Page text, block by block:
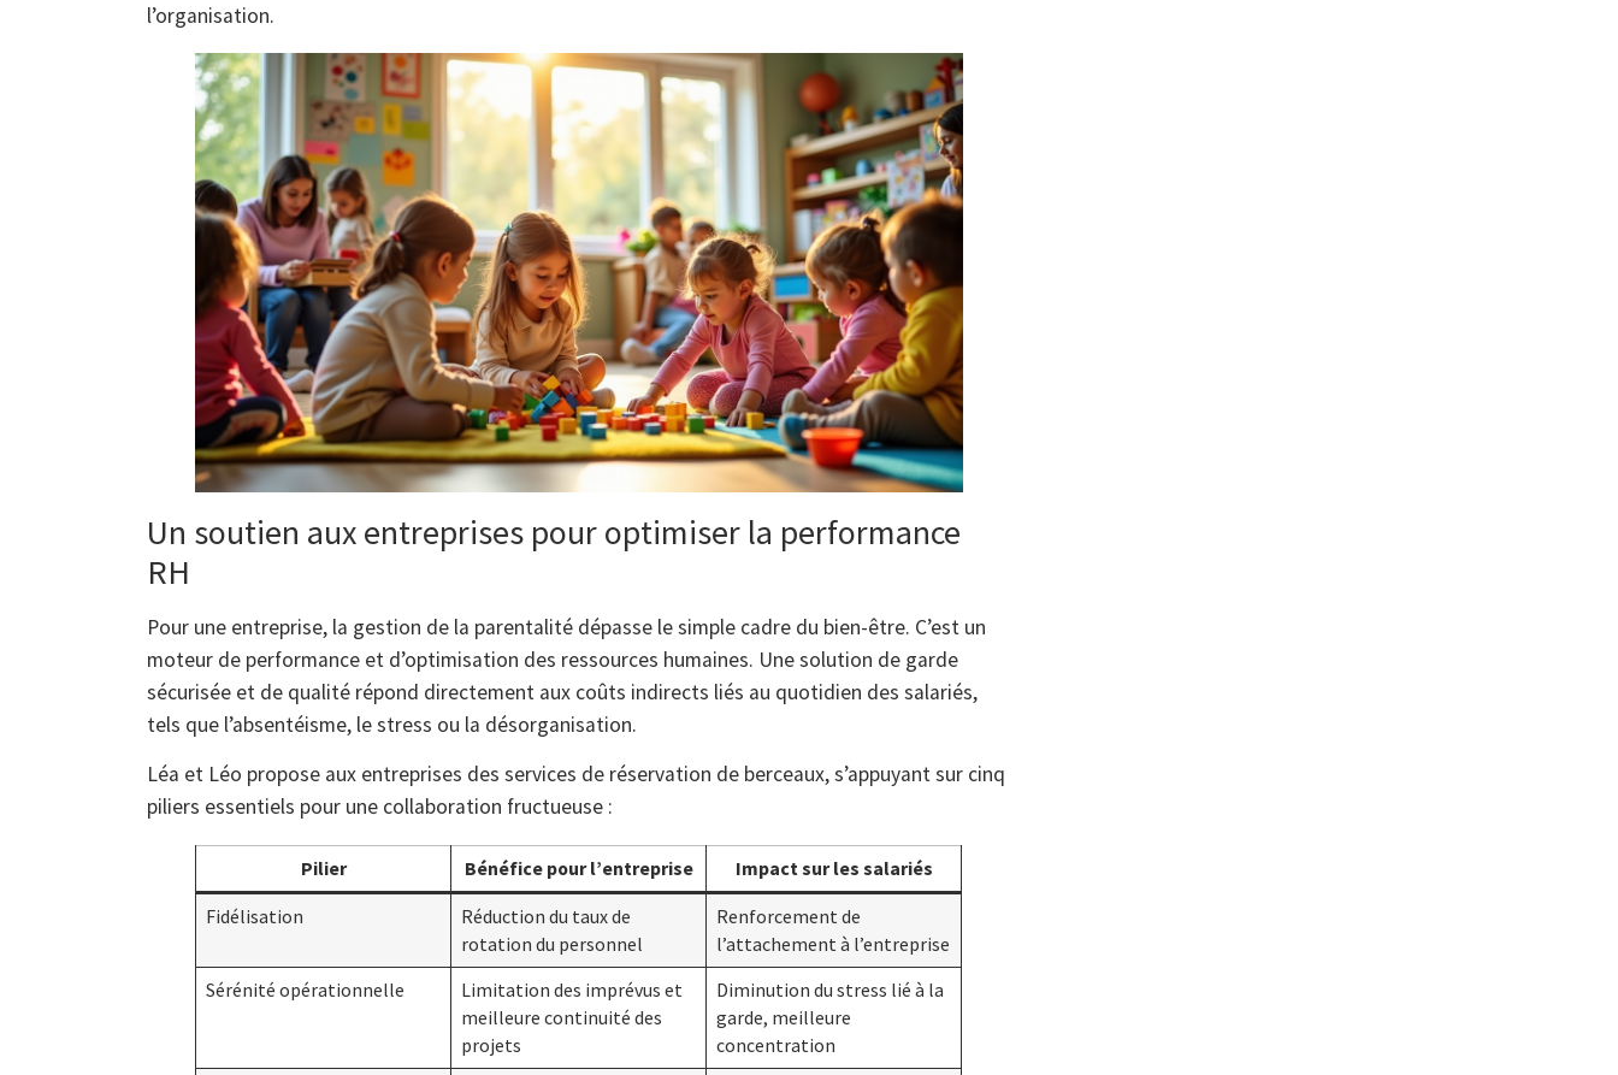
l’organisation.
Un soutien aux entreprises pour optimiser la performance
RH
Pour une entreprise, la gestion de la parentalité dépasse le simple cadre du bien-être. C’est un
moteur de performance et d’optimisation des ressources humaines. Une solution de garde
sécurisée et de qualité répond directement aux coûts indirects liés au quotidien des salariés,
tels que l’absentéisme, le stress ou la désorganisation.
Léa et Léo propose aux entreprises des services de réservation de berceaux, s’appuyant sur cinq
piliers essentiels pour une collaboration fructueuse :
Pilier Bénéfice pour l’entreprise
Impact sur les salariés
Fidélisation
Réduction du taux de
rotation du personnel
Renforcement de
l’attachement à l’entreprise
Sérénité opérationnelle
Limitation des imprévus et
meilleure continuité des
projets
Diminution du stress lié à la
garde, meilleure
concentration